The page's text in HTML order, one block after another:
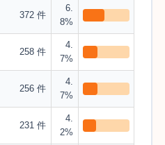
372 件
6.
8%
258 件
4.
7%
256 件
4.
7%
231 件
4.
2%